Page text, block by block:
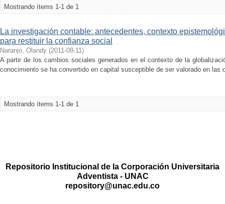
Mostrando ítems 1-1 de 1
La investigación contable: antecedentes, contexto
para restituir la confianza social
Naranjo, Olandy (2011-08-11)
A partir de los cambios sociales generados en el contexto de la
conocimiento se ha convertido en capital susceptible de ser valorado en las
Mostrando ítems 1-1 de 1
Repositorio Institucional de la Corporación Universitaria
Adventista - UNAC
repository@unac.edu.co